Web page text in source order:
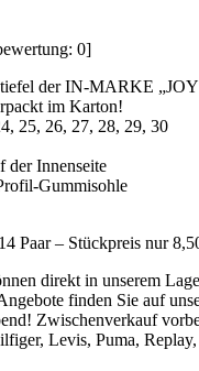
0]
der IN-MARKE
im Karton!
25, 26, 27, 28, 29, 30
der Innenseite
Gummisohle
Paar – Stückpreis nur
direkt in unserem
finden Sie auf
Zwischenverkauf
Levis, Puma,